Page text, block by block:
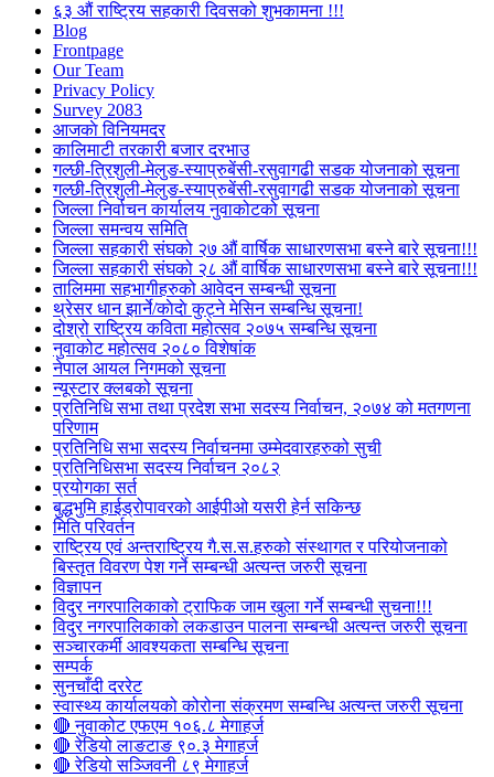
६३ औं राष्ट्रिय सहकारी दिवसको शुभकामना !!!
Blog
Frontpage
Our Team
Privacy Policy
Survey 2083
आजकाे विनियमदर
कालिमाटी तरकारी बजार दरभाउ
गल्छी-त्रिशुली-मेलुङ-स्याप्रुबेंसी-रसुवागढी सडक योजनाको सूचना
गल्छी-त्रिशुली-मेलुङ-स्याप्रुबेंसी-रसुवागढी सडक योजनाको सूचना
जिल्ला निर्वाचन कार्यालय नुवाकोटको सूचना
जिल्ला समन्वय समिति
जिल्ला सहकारी संघको २७ औं वार्षिक साधारणसभा बस्ने बारे सूचना!!!
जिल्ला सहकारी संघको २८ औं वार्षिक साधारणसभा बस्ने बारे सूचना!!!
तालिममा सहभागीहरुको आवेदन सम्बन्धी सूचना
थ्रेसर धान झार्ने/काेदाे कुट्ने मेसिन सम्बन्धि सूचना!
दोश्रो राष्ट्रिय कविता महोत्सव २०७५ सम्बन्धि सूचना
नुवाकोट महोत्सव २०८० विशेषांक
नेपाल आयल निगमको सूचना
न्यूस्टार क्लबको सूचना
प्रतिनिधि सभा तथा प्रदेश सभा सदस्य निर्वाचन, २०७४ को मतगणना
परिणाम
प्रतिनिधि सभा सदस्य निर्वाचनमा उम्मेदवारहरुको सुची
प्रतिनिधिसभा सदस्य निर्वाचन २०८२
प्रयोगका सर्त
बुद्धभुमि हाईड्रोपावरको आईपीओ यसरी हेर्न सकिन्छ
मिति परिवर्तन
राष्ट्रिय एवं अन्तराष्ट्रिय गै.स.स.हरुको संस्थागत र परियोजनाको
बिस्तृत विवरण पेश गर्ने सम्बन्धी अत्यन्त जरुरी सूचना
विज्ञापन
विदुर नगरपालिकाको ट्राफिक जाम खुला गर्ने सम्बन्धी सुचना!!!
विदुर नगरपालिकाको लकडाउन पालना सम्बन्धी अत्यन्त जरुरी सूचना
सञ्चारकर्मी आवश्यकता सम्बन्धि सूचना
सम्पर्क
सुनचाँदी दररेट
स्वास्थ्य कार्यालयको कोरोना संक्रमण सम्बन्धि अत्यन्त जरुरी सूचना
🔴 नुवाकोट एफएम १०६.८ मेगाहर्ज
🔴 रेडियो लाङटाङ ९०.३ मेगाहर्ज
🔴 रेडियो सञ्जिवनी ८९ मेगाहर्ज